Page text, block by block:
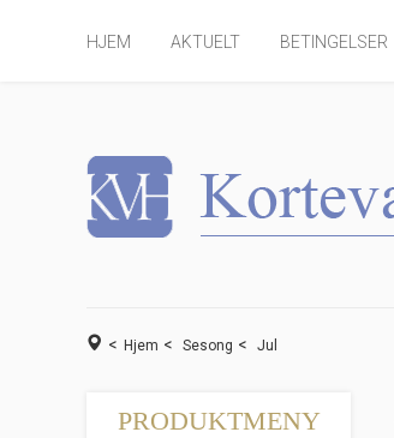
HJEM AKTUELT BETINGELSER
< Hjem < Sesong < Jul
PRODUKTMENY